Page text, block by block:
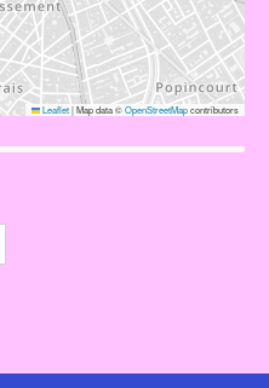
Leaflet|Map data ©OpenStreetMapcontributors